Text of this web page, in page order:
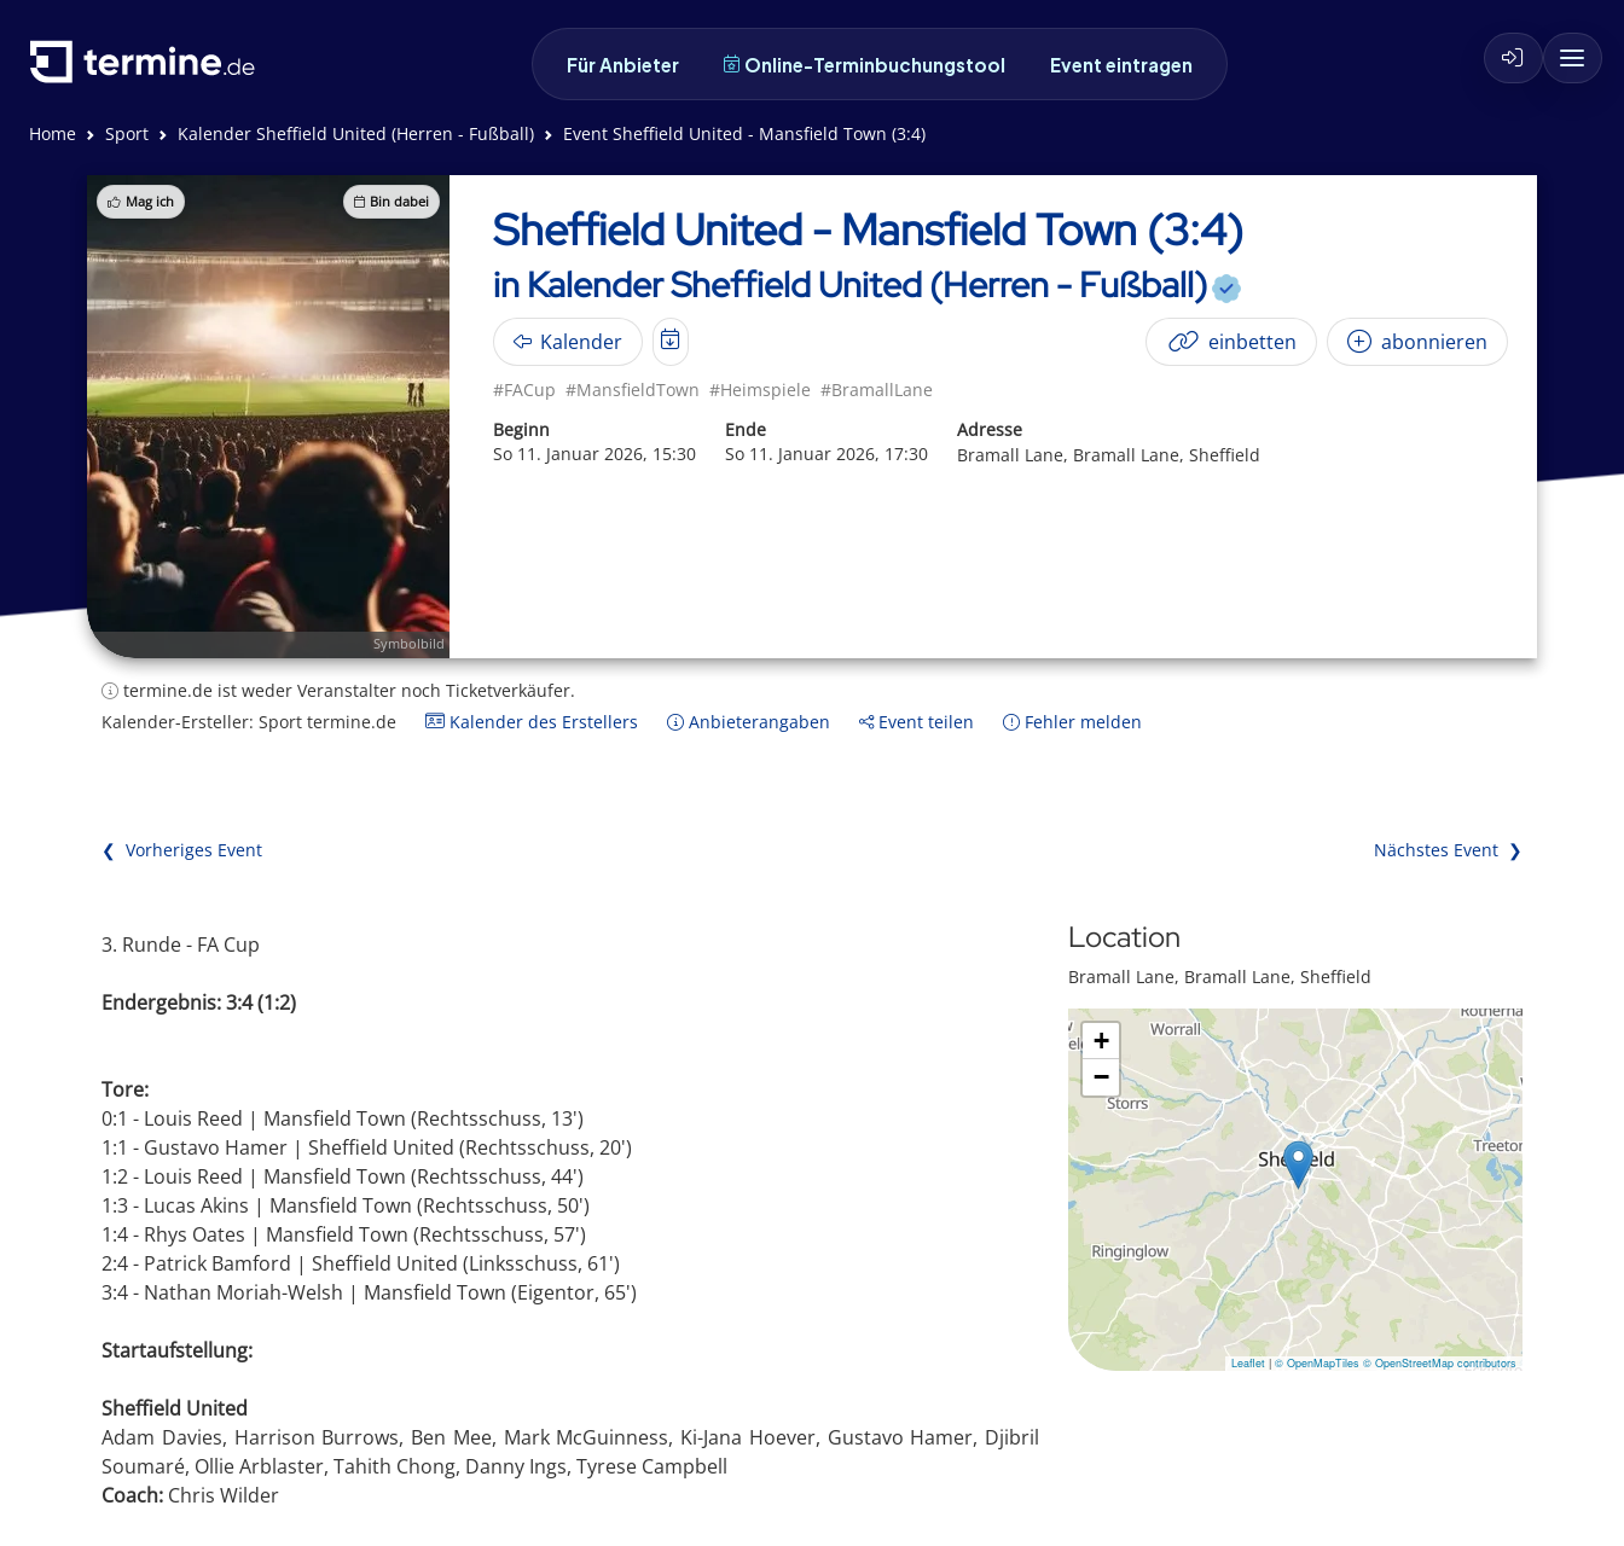
Für Anbieter Online-Terminbuchungstool Event eintragen
Home Sport Kalender Sheffield United (Herren - Fußball) Event Sheffield United - Mansfield Town (3:4)
Mag ich Bin dabei
Symbolbild
Sheffield United - Mansfield Town (3:4)
in Kalender Sheffield United (Herren - Fußball)
Kalender einbetten abonnieren
#FACup #MansfieldTown #Heimspiele #BramallLane
Beginn
So 11. Januar 2026, 15:30
Ende
So 11. Januar 2026, 17:30
Adresse
Bramall Lane, Bramall Lane, Sheffield
termine.de ist weder Veranstalter noch Ticketverkäufer.
Kalender-Ersteller: Sport termine.de
Kalender des Erstellers Anbieterangaben Event teilen Fehler melden
❮ Vorheriges Event Nächstes Event ❯
3. Runde - FA Cup
Endergebnis: 3:4 (1:2)
Tore:
0:1 - Louis Reed | Mansfield Town (Rechtsschuss, 13')
1:1 - Gustavo Hamer | Sheffield United (Rechtsschuss, 20')
1:2 - Louis Reed | Mansfield Town (Rechtsschuss, 44')
1:3 - Lucas Akins | Mansfield Town (Rechtsschuss, 50')
1:4 - Rhys Oates | Mansfield Town (Rechtsschuss, 57')
2:4 - Patrick Bamford | Sheffield United (Linksschuss, 61')
3:4 - Nathan Moriah-Welsh | Mansfield Town (Eigentor, 65')
Startaufstellung:
Sheffield United
Adam Davies, Harrison Burrows, Ben Mee, Mark McGuinness, Ki-Jana Hoever, Gustavo Hamer, Djibril
Soumaré, Ollie Arblaster, Tahith Chong, Danny Ings, Tyrese Campbell
Coach: Chris Wilder
Location
Bramall Lane, Bramall Lane, Sheffield
+
−
Leaflet | © OpenMapTiles © OpenStreetMap contributors